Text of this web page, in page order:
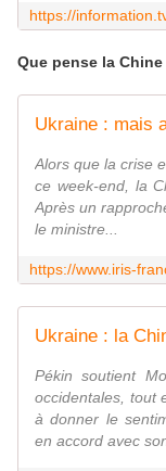
Que pense la
Alors que la crise
ce week-end, la
Après un
le ministre...
Pékin soutient
occidentales, tout
à donner le
en accord avec son